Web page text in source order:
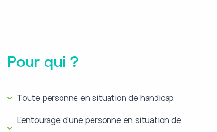
Pour qui ?
Toute personne en situation de handicap
L'entourage d'une personne en situation de